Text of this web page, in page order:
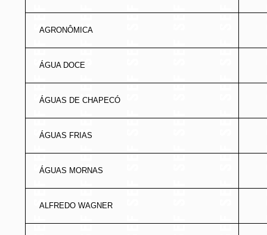
AGRONÔMICA
ÁGUA DOCE
ÁGUAS DE CHAPECÓ
ÁGUAS FRIAS
ÁGUAS MORNAS
ALFREDO WAGNER